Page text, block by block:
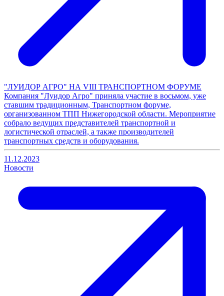
"ЛУИДОР АГРО" НА VIII ТРАНСПОРТНОМ ФОРУМЕ
Компания "Луидор Агро" приняла участие в восьмом, уже
ставшим традиционным, Транспортном форуме,
организованном ТПП Нижегородской области. Мероприятие
собрало ведущих представителей транспортной и
логистической отраслей, а также производителей
транспортных средств и оборудования.
11.12.2023
Новости